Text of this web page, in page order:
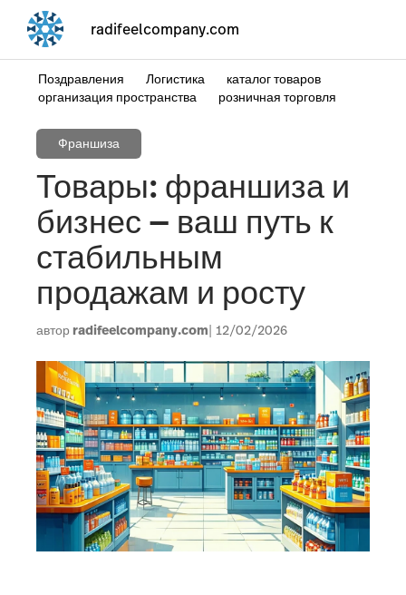
radifeelcompany.com
Поздравления Логистика
каталог товаров
организация пространства
розничная торговля
Франшиза
Товары: франшиза и
бизнес — ваш путь к
стабильным
продажам и росту
автор radifeelcompany.com 12/02/2026